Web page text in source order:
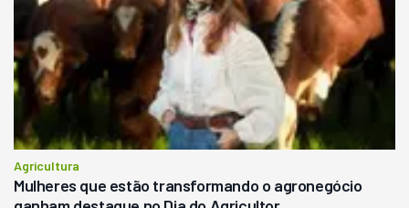
Agricultura
Mulheres que estão transformando o agronegócio